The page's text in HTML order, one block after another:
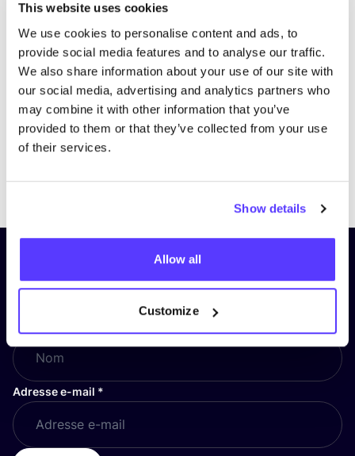
This website uses cookies
We use cookies to personalise content and ads, to
provide social media features and to analyse our traffic.
We also share information about your use of our site with
our social media, advertising and analytics partners who
may combine it with other information that you’ve
provided to them or that they’ve collected from your use
of their services.
Show details
Allow all
Customize
Inscrivez-vous à notre lettre
d’information et restez informé !
Adresse e-mail *